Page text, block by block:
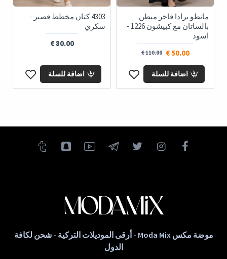
مانطو برادا فاخر مبطن
بالساتان مع كبيشون 1226 -
اسود
50.00 €
110.00 €
اضافة للسلة
4303 كتان مخطط قصير -
سكري
80.00 €
اضافة للسلة
موضة مكس Moda Mix - أرقى الموديلات التركية - شحن لكافة
الدول